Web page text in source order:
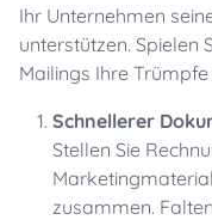
Ihr Unternehmen
unterstützen. Spielen
Mailings Ihre Trümpfe
Schnellerer
Stellen Sie
zusammen.